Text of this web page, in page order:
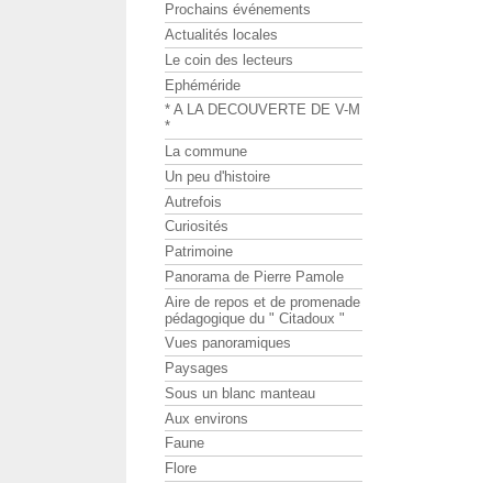
Prochains événements
Actualités locales
Le coin des lecteurs
Ephéméride
* A LA DECOUVERTE DE V-M
*
La commune
Un peu d'histoire
Autrefois
Curiosités
Patrimoine
Panorama de Pierre Pamole
Aire de repos et de promenade
pédagogique du " Citadoux "
Vues panoramiques
Paysages
Sous un blanc manteau
Aux environs
Faune
Flore